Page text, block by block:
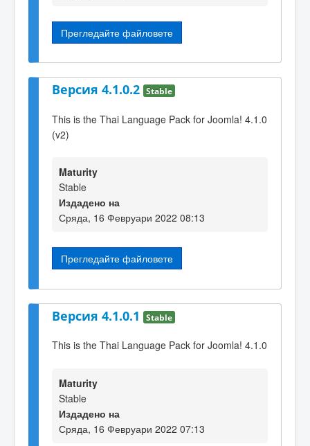
Прегледайте файловете
Версия 4.1.0.2 Stable
This is the Thai Language Pack for Joomla! 4.1.0
(v2)
Maturity
Stable
Издадено на
Сряда, 16 Февруари 2022 08:13
Прегледайте файловете
Версия 4.1.0.1 Stable
This is the Thai Language Pack for Joomla! 4.1.0
Maturity
Stable
Издадено на
Сряда, 16 Февруари 2022 07:13